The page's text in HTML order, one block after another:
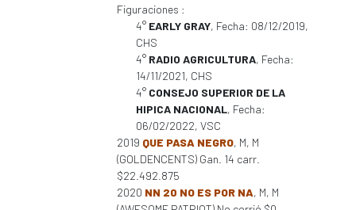
Figuraciones :
4° EARLY GRAY, Fecha: 08/12/2019,
CHS
4° RADIO AGRICULTURA, Fecha:
14/11/2021, CHS
4° CONSEJO SUPERIOR DE LA
HIPICA NACIONAL, Fecha:
06/02/2022, VSC
2019 QUE PASA NEGRO, M, M
(GOLDENCENTS) Gan. 14 carr.
$22.492.875
2020 NN 20 NO ES POR NA, M, M